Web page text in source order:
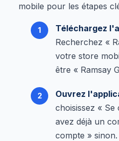
mobile pour les étapes
Téléchargez
Recherchez «
votre store
être « Ramsay
Ouvrez
choisissez «
avez déjà un
compte » sinon.